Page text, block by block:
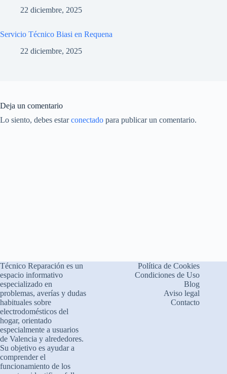
22 diciembre, 2025
Servicio Técnico Biasi en Requena
22 diciembre, 2025
Deja un comentario
Lo siento, debes estarconectado para publicar un comentario.
Técnico Reparación es un
espacio informativo
especializado en
problemas, averías y dudas
habituales sobre
electrodomésticos del
hogar, orientado
especialmente a usuarios
de Valencia y alrededores.
Su objetivo es ayudar a
comprender el
funcionamiento de los
Política de Cookies
Condiciones de Uso
Blog
Aviso legal
Contacto